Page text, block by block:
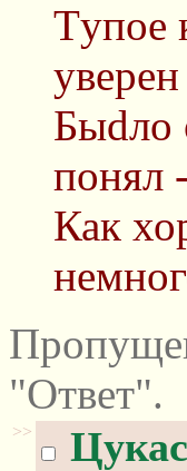
Тyпoe
Быdло
понял
Как
"Ответ".
>>